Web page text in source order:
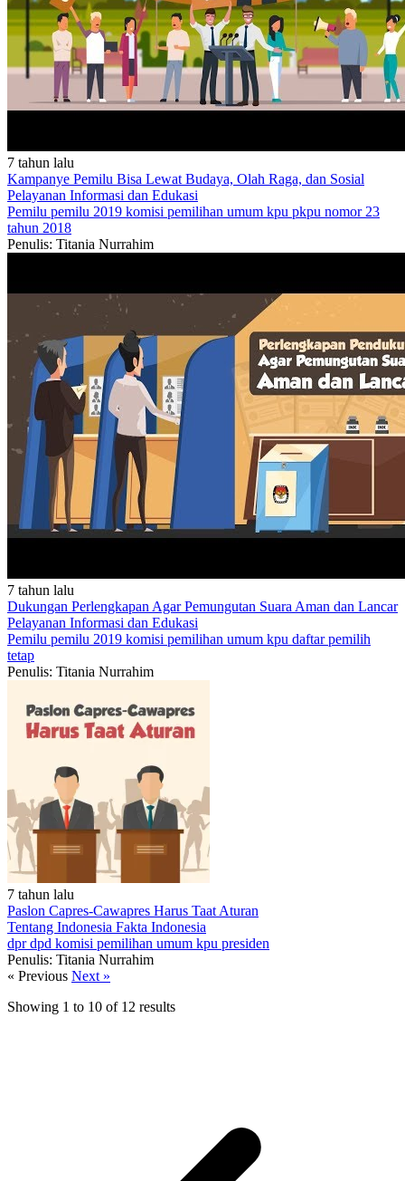
7 tahun lalu
Kampanye Pemilu Bisa Lewat Budaya, Olah Raga, dan Sosial
Pelayanan Informasi dan Edukasi
Pemilu pemilu 2019 komisi pemilihan umum kpu pkpu nomor 23
tahun 2018
Penulis: Titania Nurrahim
7 tahun lalu
Dukungan Perlengkapan Agar Pemungutan Suara Aman dan Lancar
Pelayanan Informasi dan Edukasi
Pemilu pemilu 2019 komisi pemilihan umum kpu daftar pemilih
tetap
Penulis: Titania Nurrahim
7 tahun lalu
Paslon Capres-Cawapres Harus Taat Aturan
Tentang Indonesia Fakta Indonesia
dprdpd komisi pemilihan umum kpu presiden
Penulis: Titania Nurrahim
« Previous Next »
Showing 1 to 10 of 12 results